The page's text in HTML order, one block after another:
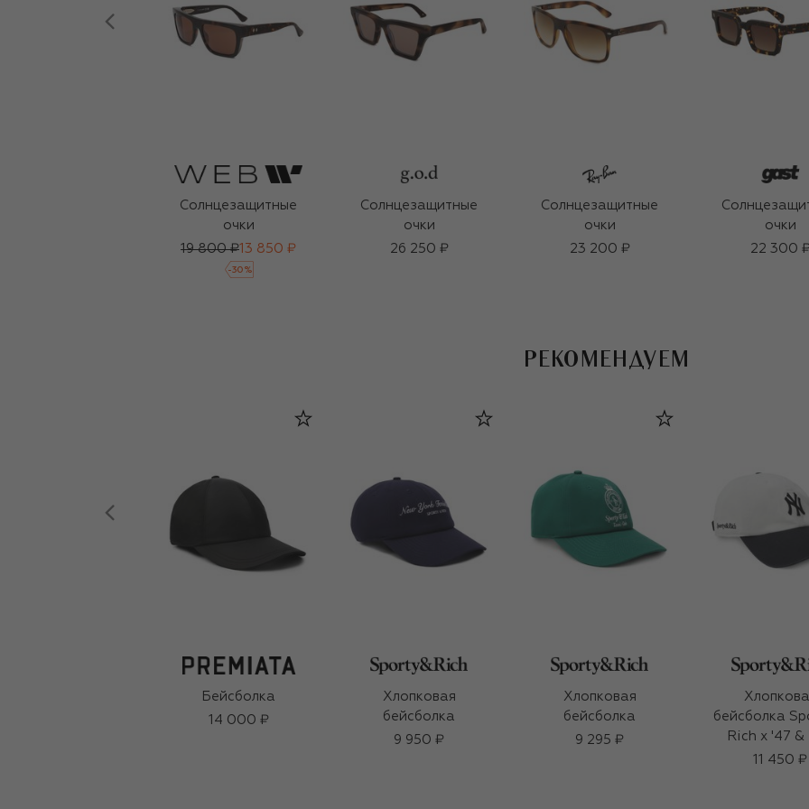
Солнцезащитные
очки
19 800 ₽13 850 ₽
-30 %
Солнцезащитные
очки
26 250 ₽
Солнцезащитные
очки
23 200 ₽
очки
22 300
РЕКОМЕНДУЕМ
Бейсболка
14 000 ₽
Хлопковая
бейсболка
9 950 ₽
Хлопковая
бейсболка
9 295 ₽
бейсболка
Rich x '47 &
New York11 450 ₽